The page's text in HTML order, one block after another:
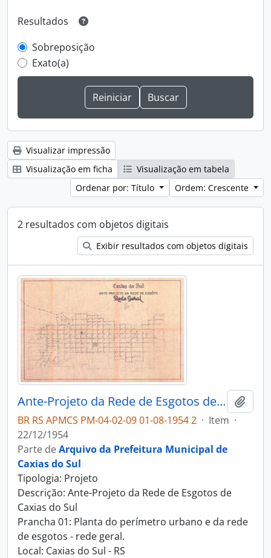
Resultados
Sobreposição
Exato(a)
Visualizar impressão
Visualização em ficha
Visualização em tabela
Ordenar por: Título
Ordem: Crescente
2 resultados com objetos digitais
Exibir resultados com objetos digitais
Ante-Projeto da Rede de Esgotos de Caxias do Sul
BR RS APMCS PM-04-02-09 01-08-1954 2 · Item ·
22/12/1954
Parte deArquivo da Prefeitura Municipal de
Caxias do Sul
Tipologia: Projeto
Descrição: Ante-Projeto da Rede de Esgotos de
Caxias do Sul
Prancha 01: Planta do perímetro urbano e da rede
de esgotos - rede geral.
Local: Caxias do Sul - RS